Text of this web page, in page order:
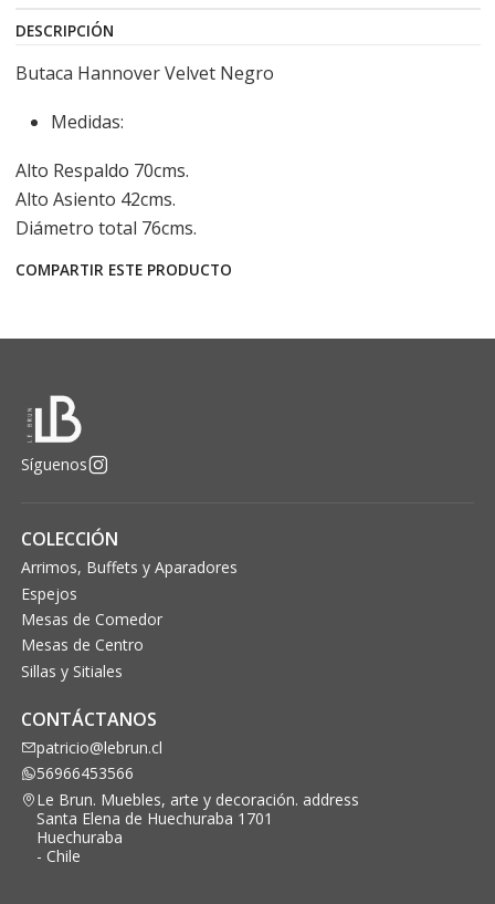
DESCRIPCIÓN
Butaca Hannover Velvet Negro
Medidas:
Alto Respaldo 70cms.
Alto Asiento 42cms.
Diámetro total 76cms.
COMPARTIR ESTE PRODUCTO
Síguenos
COLECCIÓN
Arrimos, Buffets y Aparadores
Espejos
Mesas de Comedor
Mesas de Centro
Sillas y Sitiales
CONTÁCTANOS
patricio@lebrun.cl
56966453566
Le Brun. Muebles, arte y decoración. address
Santa Elena de Huechuraba 1701
Huechuraba
- Chile